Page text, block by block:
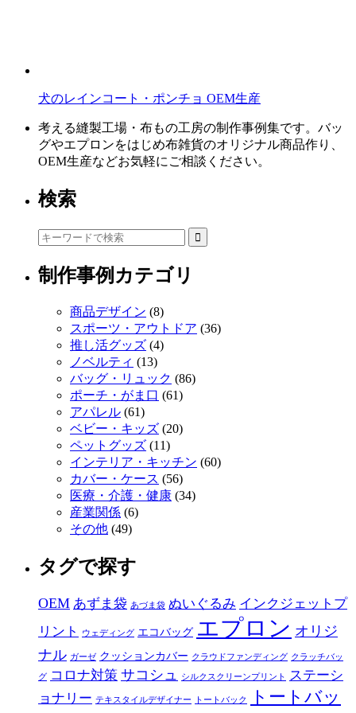
犬のレインコート・ポンチョ OEM生産
考える縫製工場・布もの工房の制作事例集です。バッ
グやエプロンをはじめ布雑貨のオリジナル商品作り、
OEM生産などお気軽にご相談ください。
検索
制作事例カテゴリ
商品デザイン (8)
スポーツ・アウトドア (36)
推し活グッズ (4)
ノベルティ (13)
バッグ・リュック (86)
ポーチ・がま口 (61)
アパレル (61)
ベビー・キッズ (20)
ペットグッズ (11)
インテリア・キッチン (60)
カバー・ケース (56)
医療・介護・健康 (34)
産業関係 (6)
その他 (49)
タグで探す
OEM あずま袋 あづま袋 ぬいぐるみ インクジェットプ
リント
ウェディング エコバッグ エプロン オリジ
ナル ガーゼ クッションカバー クラウドファンディング クラッチバッ
グ コロナ対策 サコシュ シルクスクリーンプリント
ステーシ
ョナリー テキスタイルデザイナー トートバック
トートバッ